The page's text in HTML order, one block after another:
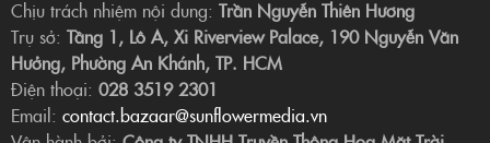
Chịu trách nhiệm nội dung: Trần Nguyễn Thiên Hương
Trụ sở: Tầng 1, Lô A, Xi Riverview Palace, 190 Nguyễn Văn
Hưởng, Phường An Khánh, TP. HCM
Điện thoại: 028 3519 2301
Email: contact.bazaar@sunflowermedia.vn